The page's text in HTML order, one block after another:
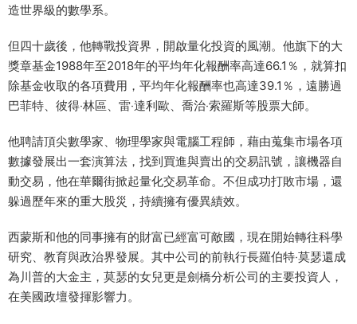
造世界級的數學系。
但四十歲後，他轉戰投資界，開啟量化投資的風潮。他旗下的大
獎章基金1988年至2018年的平均年化報酬率高達66.1％，就算扣
除基金收取的各項費用，平均年化報酬率也高達39.1％，遠勝過
巴菲特、彼得‧林區、雷‧達利歐、喬治‧索羅斯等股票大師。
他聘請頂尖數學家、物理學家與電腦工程師，藉由蒐集市場各項
數據發展出一套演算法，找到買進與賣出的交易訊號，讓機器自
動交易，他在華爾街掀起量化交易革命。不但成功打敗市場，還
躲過歷年來的重大股災，持續擁有優異績效。
西蒙斯和他的同事擁有的財富已經富可敵國，現在開始轉往科學
研究、教育與政治界發展。其中公司的前執行長羅伯特‧莫瑟還成
為川普的大金主，莫瑟的女兒更是劍橋分析公司的主要投資人，
在美國政壇發揮影響力。